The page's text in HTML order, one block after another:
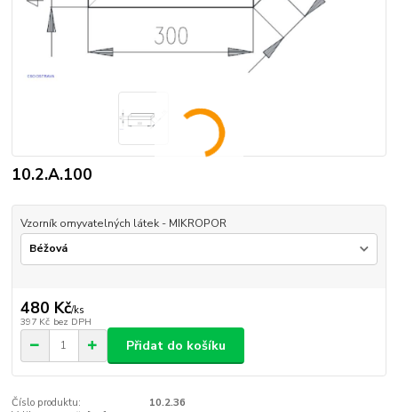
10.2.A.100
Vzorník omyvatelných látek - MIKROPOR
480 Kč/ks
397 Kč bez DPH
Přidat do košíku
Číslo produktu:
10.2.36